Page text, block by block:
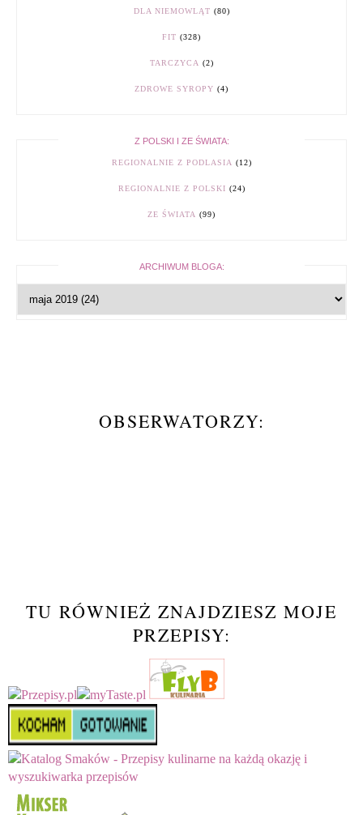
DLA NIEMOWLĄT (80)
FIT (328)
TARCZYCA (2)
ZDROWE SYROPY (4)
Z POLSKI I ZE ŚWIATA:
REGIONALNIE Z PODLASIA (12)
REGIONALNIE Z POLSKI (24)
ZE ŚWIATA (99)
ARCHIWUM BLOGA:
OBSERWATORZY:
TU RÓWNIEŻ ZNAJDZIESZ MOJE
PRZEPISY: